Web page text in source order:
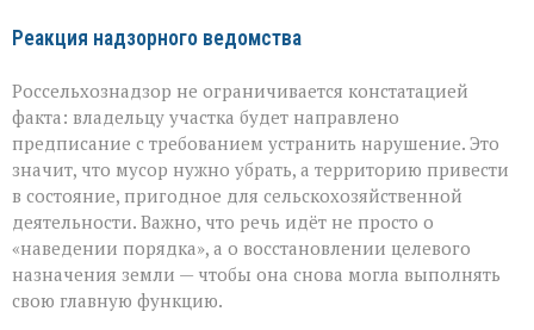
Реакция надзорного ведомства
Россельхознадзор не ограничивается констатацией
факта: владельцу участка будет направлено
предписание с требованием устранить нарушение. Это
значит, что мусор нужно убрать, а территорию привести
в состояние, пригодное для сельскохозяйственной
деятельности. Важно, что речь идёт не просто о
«наведении порядка», а о восстановлении целевого
назначения земли — чтобы она снова могла выполнять
свою главную функцию.